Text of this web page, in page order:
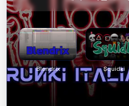
Blendrix Squidki